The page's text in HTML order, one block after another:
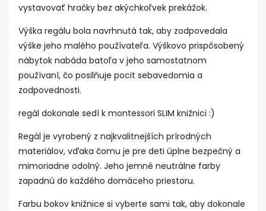
vystavovať hračky bez akýchkoľvek prekážok.
Výška regálu bola navrhnutá tak, aby zodpovedala
výške jeho malého používateľa. Výškovo prispôsobený
nábytok nabáda batoľa v jeho samostatnom
používaní, čo posilňuje pocit sebavedomia a
zodpovednosti.
regál dokonale sedí k montessori SLIM knižnici :)
Regál je vyrobený z najkvalitnejších prírodných
materiálov, vďaka čomu je pre deti úplne bezpečný a
mimoriadne odolný. Jeho jemné neutrálne farby
zapadnú do každého domáceho priestoru.
Farbu bokov knižnice si vyberte sami tak, aby dokonale